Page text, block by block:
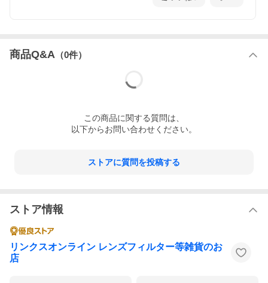
商品Q&A （0件）
この商品に関する質問は、
以下からお問い合わせください。
ストアに質問を投稿する
ストア情報
リンクスオンライン レンズフィルター等雑貨のお
店